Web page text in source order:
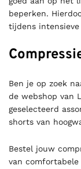
beperken.
tijdens intensieve
Ben je op zoek
de webshop van
geselecteerd
shorts van
Bestel jouw
van